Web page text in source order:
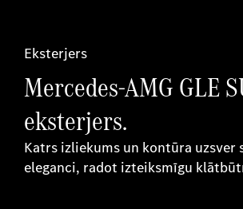
Eksterjers
Mercedes-AMG GLE
eksterjers.
Katrs izliekums un kontūra uzsver
eleganci, radot izteiksmīgu